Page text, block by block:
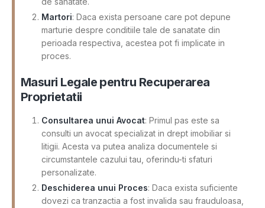
Martori: Daca exista persoane care pot depune
marturie despre conditiile tale de sanatate din
perioada respectiva, acestea pot fi implicate in
proces.
Masuri Legale pentru Recuperarea
Proprietatii
Consultarea unui Avocat: Primul pas este sa
consulti un avocat specializat in drept imobiliar si
litigii. Acesta va putea analiza documentele si
circumstantele cazului tau, oferindu-ti sfaturi
personalizate.
Deschiderea unui Proces: Daca exista suficiente
dovezi ca tranzactia a fost invalida sau frauduloasa,